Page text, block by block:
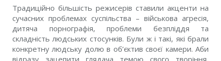
Традиційно більшість режисерів ставили акценти на
сучасних проблемах суспільства – військова агресія,
дитяча порнографія, проблеми безпліддя та
складність людських стосунків. Були ж і такі, які брали
конкретну людську долю в об’єктив своєї камери. Аби
відразу зацепити глядача темою свого творіння,